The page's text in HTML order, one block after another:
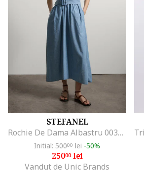
STEFANEL
Rochie De Dama Albastru 003570963
Initial: 50000 lei -50%
25000lei
Vandut de Unic Brands